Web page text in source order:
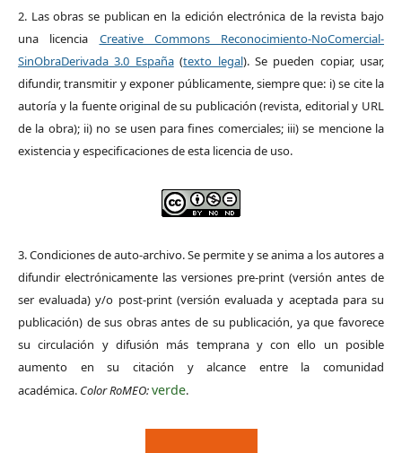
2. Las obras se publican en la edición electrónica de la revista bajo
una licencia Creative Commons Reconocimiento-NoComercial-
SinObraDerivada 3.0 España(texto legal). Se pueden copiar, usar,
difundir, transmitir y exponer públicamente, siempre que: i) se cite la
autoría y la fuente original de su publicación (revista, editorial y URL
de la obra); ii) no se usen para fines comerciales; iii) se mencione la
existencia y especificaciones de esta licencia de uso.
3. Condiciones de auto-archivo. Se permite y se anima a los autores a
difundir electrónicamente las versiones pre-print (versión antes de
ser evaluada) y/o post-print (versión evaluada y aceptada para su
publicación) de sus obras antes de su publicación, ya que favorece
su circulación y difusión más temprana y con ello un posible
aumento en su citación y alcance entre la comunidad
académica. Color RoMEO:verde.